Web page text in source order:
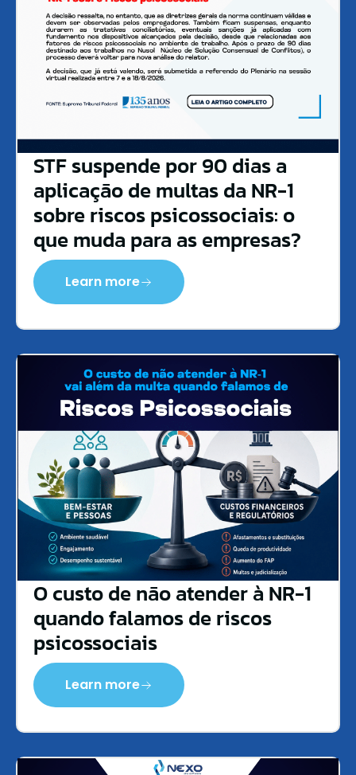
STF suspende por 90 dias a
aplicação de multas da NR-1
sobre riscos psicossociais: o
que muda para as empresas?
Learn more
O custo de não atender à NR-1
quando falamos de riscos
psicossociais
Learn more